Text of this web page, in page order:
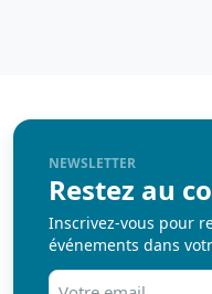
NEWSLETTER
Restez au
Inscrivez-vous pour
événements dans
Votre